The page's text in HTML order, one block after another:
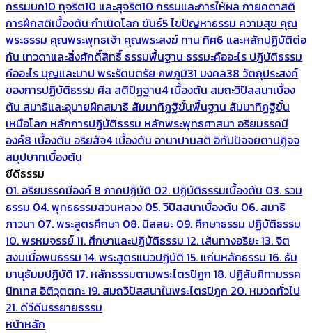
กรรมบถ10 ทุจริต10 และสุจริต10 กรรมและการให้ผล กายคตาสติ
การฝึกสติเบื้องต้น กำเนิดโลก ขันธ์5ไขปัญหาธรรม ความสุข คุณ
พระธรรม คุณพระพุทธเจ้า คุณพระสงฆ์ ทาน ทิศ6 และหลักปฏิบัติต่อ
กัน เทวดาและสิ่งศักดิ์สิทธิ์ธรรมพื้นฐาน ธรรมะคืออะไร ปฏิบัติธรรม
คืออะไร บุญและบาป พระรัตนตรัย ภพภูมิ31 มงคล38 วัตถุประสงค์
ของการปฏิบัติธรรม ศีล สติปัฏฐาน4 เบื้องต้น สมถะวิปัสสนาเบื้อง
ต้น สมาธิและอุบายฝึกสมาธิ สัมมาทิฏฐิขั้นพื้นฐาน สัมมาทิฏฐิขั้น
เหนือโลก หลักการปฏิบัติธรรม หลักพระพุทธศาสนา อริยมรรคมี
องค์8 เบื้องต้น อริยสัจ4 เบื้องต้น อานาปานสติ อิทัปปัจจยตาปฏิจจ
สมุปบาทเบื้องต้น
ซีดีธรรม
01. อริยมรรคมีองค์ 8 ภาคปฏิบัติ 02. ปฏิบัติธรรมเบื้องต้น 03. รวม
ธรรม 04. พุทธธรรมสวนหลวง 05. วิปัสสนาเบื้องต้น 06. สมาธิ
ภาวนา 07. พระสูตรศึกษา 08. นิสสยะ 09. ศึกษาธรรม ปฏิบัติธรรม
10. พรหมจรรย์11. ศึกษาและปฏิบัติธรรม 12. เส้นทางอริยะ13. จิต
สงบเมื่อพบธรรม 14. พระสูตรแนวปฏิบัติ 15. แก่นหลักธรรม 16. ธัม
มานุธัมมปฏิบัติ 17. หลักธรรมตามพระไตรปิฎก 18. ปฏิสัมภิทามรรค
นิทเทส อิติวุตตกะ19. สมถวิปัสสนาในพระไตรปิฎก 20. หมวดทั่วไป
21. ดีวีดีบรรยายธรรม
หน้าหลัก